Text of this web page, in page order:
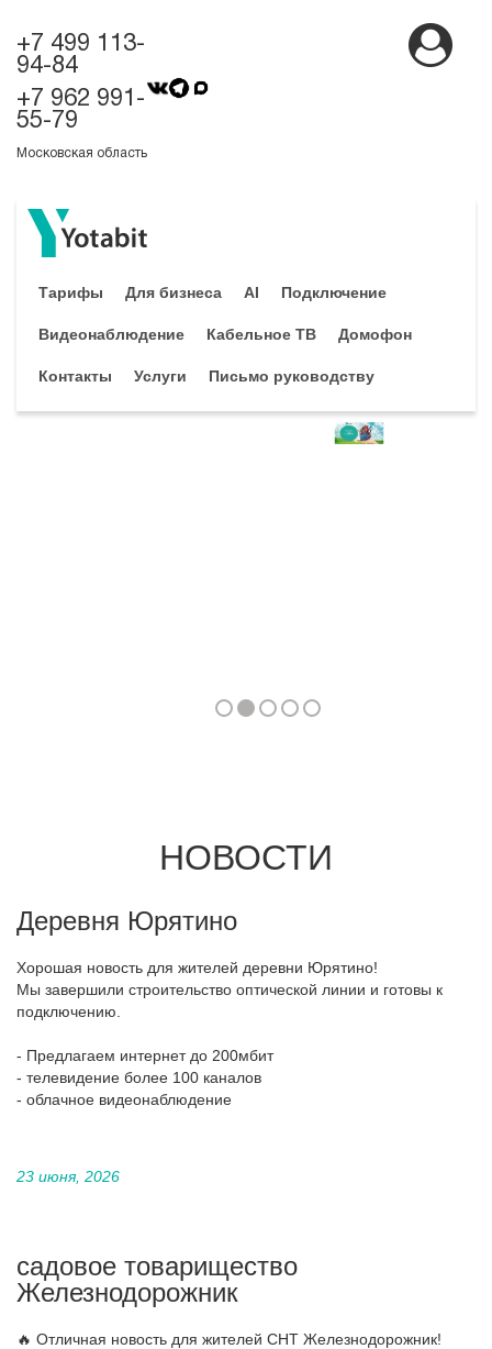
+7 499 113-
94-84
+7 962 991-
55-79
Московская область
Тарифы Для бизнеса AI Подключение
Видеонаблюдение Кабельное ТВ Домофон
Контакты Услуги Письмо руководству
НОВОСТИ
23 июня, 2026
Деревня Юрятино
Хорошая новость для жителей деревни Юрятино!
Мы завершили строительство оптической линии и готовы к
подключению.
- Предлагаем интернет до 200мбит
- телевидение более 100 каналов
- облачное видеонаблюдение
садовое товарищество
Железнодорожник
🔥 Отличная новость для жителей СНТ Железнодорожник!